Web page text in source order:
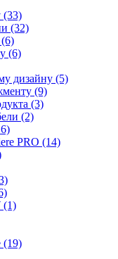
(33)
(32)
(6)
дизайну (5)
(9)
(3)
(2)
PRO (14)
(1)
(19)